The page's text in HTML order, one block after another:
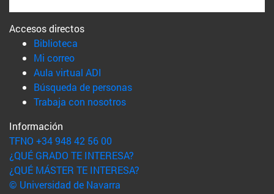
Accesos directos
Biblioteca
Mi correo(abre en nueva ventana)
Aula virtual ADI
Búsqueda de personas(abre en nueva ventana)
Trabaja con nosotros(abre en nueva ventana)
Información
TFNO +34 948 42 56 00
¿QUÉ GRADO TE INTERESA?
¿QUÉ MÁSTER TE INTERESA?
© Universidad de Navarra